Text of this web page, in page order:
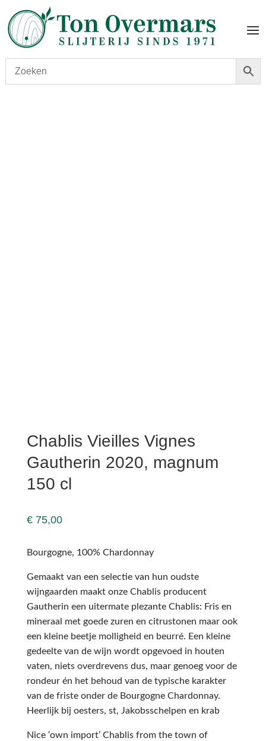
Chablis Vieilles Vignes
Gautherin 2020, magnum
150 cl
€75,00
Bourgogne, 100% Chardonnay
Gemaakt van een selectie van hun oudste
wijngaarden maakt onze Chablis producent
Gautherin een uitermate plezante Chablis: Fris en
mineraal met goede zuren en citrustonen maar ook
een kleine beetje molligheid en beurré. Een kleine
gedeelte van de wijn wordt opgevoed in houten
vaten, niets overdrevens dus, maar genoeg voor de
rondeur én het behoud van de typische karakter
van de friste onder de Bourgogne Chardonnay.
Heerlijk bij oesters, st, Jakobsschelpen en krab
Nice ‘own import’ Chablis from the town of